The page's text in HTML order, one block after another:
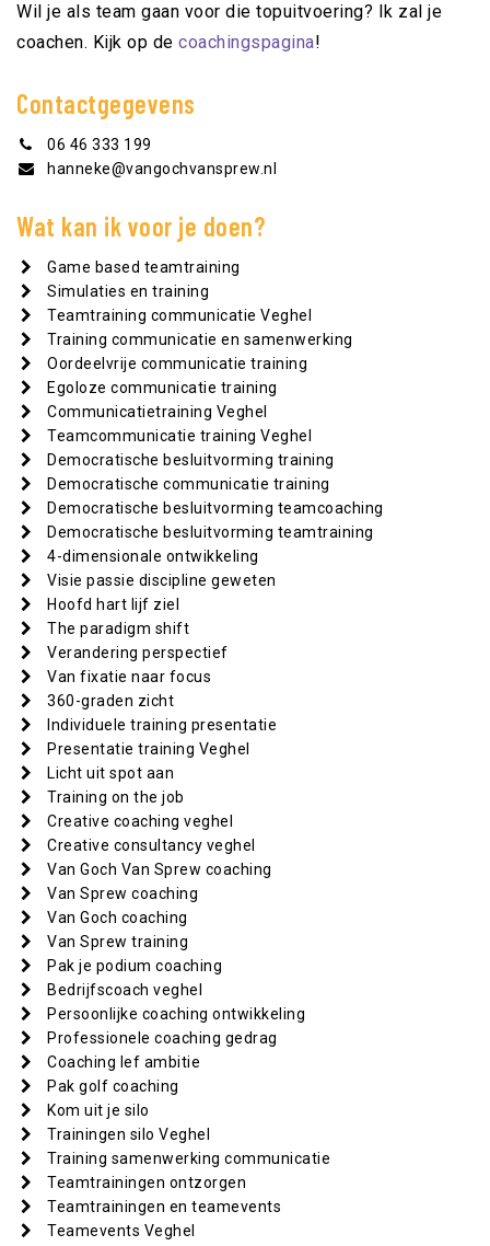
Wil je als team gaan voor die topuitvoering? Ik zal je
coachen. Kijk op de coachingspagina!
Contactgegevens
06 46 333 199
hanneke@vangochvansprew.nl
Wat kan ik voor je doen?
Game based teamtraining
Simulaties en training
Teamtraining communicatie Veghel
Training communicatie en samenwerking
Oordeelvrije communicatie training
Egoloze communicatie training
Communicatietraining Veghel
Teamcommunicatie training Veghel
Democratische besluitvorming training
Democratische communicatie training
Democratische besluitvorming teamcoaching
Democratische besluitvorming teamtraining
4-dimensionale ontwikkeling
Visie passie discipline geweten
Hoofd hart lijf ziel
The paradigm shift
Verandering perspectief
Van fixatie naar focus
360-graden zicht
Individuele training presentatie
Presentatie training Veghel
Licht uit spot aan
Training on the job
Creative coaching veghel
Creative consultancy veghel
Van Goch Van Sprew coaching
Van Sprew coaching
Van Goch coaching
Van Sprew training
Pak je podium coaching
Bedrijfscoach veghel
Persoonlijke coaching ontwikkeling
Professionele coaching gedrag
Coaching lef ambitie
Pak golf coaching
Kom uit je silo
Trainingen silo Veghel
Training samenwerking communicatie
Teamtrainingen ontzorgen
Teamtrainingen en teamevents
Teamevents Veghel